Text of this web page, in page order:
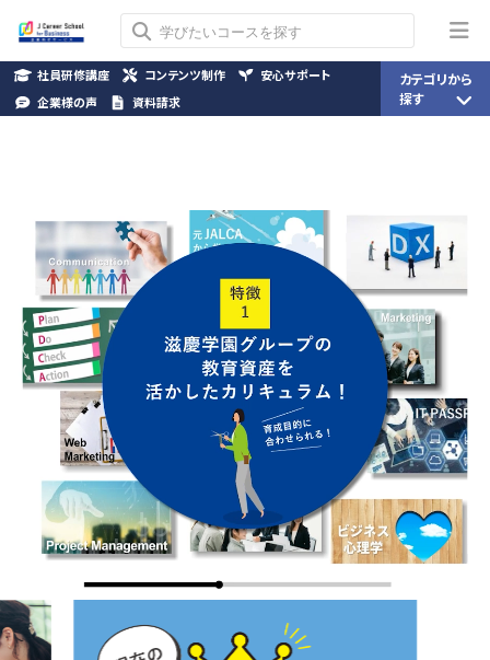
社員研修講座 コンテンツ制作
安心サポート
企業様の声
資料請求
カテゴリから
探す